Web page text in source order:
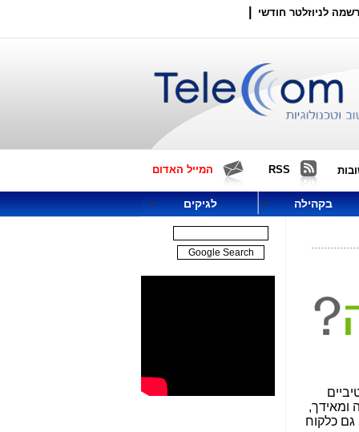
לניוזלטר חודשי
RSS המייל האדום
בקהילה לגיקים
ומאידך,
גם כלקוח